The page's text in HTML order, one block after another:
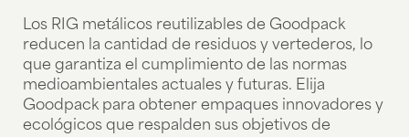
Los RIG metálicos reutilizables de Goodpack
reducen la cantidad de residuos y vertederos, lo
que garantiza el cumplimiento de las normas
medioambientales actuales y futuras. Elija
Goodpack para obtener empaques innovadores y
ecológicos que respalden sus objetivos de